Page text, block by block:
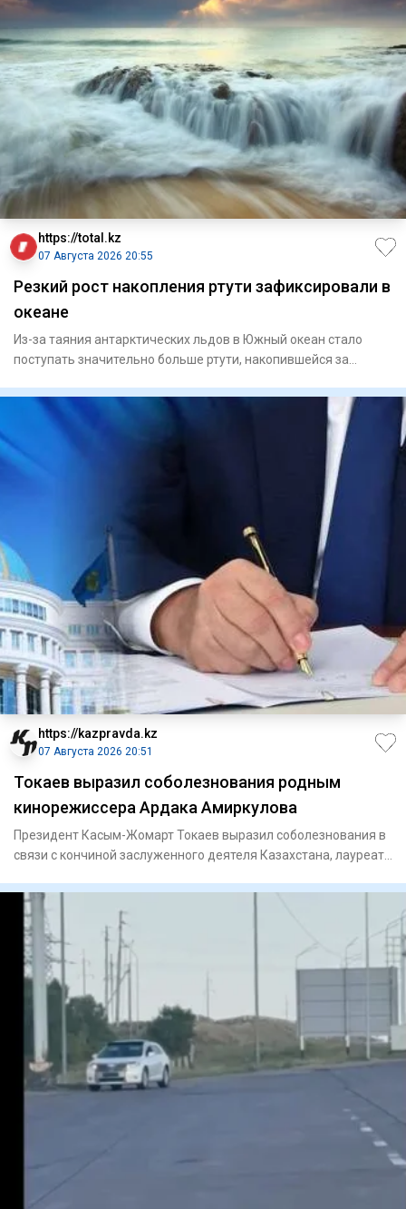
https://total.kz
07 Августа 2026 20:55
Резкий рост накопления ртути зафиксировали в
океане
Из-за таяния антарктических льдов в Южный океан стало
поступать значительно больше ртути, накопившейся за
https://kazpravda.kz
07 Августа 2026 20:51
Токаев выразил соболезнования родным
кинорежиссера Ардака Амиркулова
Президент Касым-Жомарт Токаев выразил соболезнования в
связи с кончиной заслуженного деятеля Казахстана, лауреата